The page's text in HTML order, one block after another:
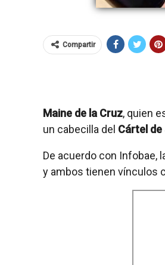
Compartir
Maine de la Cruz, quien
un cabecilla del Cártel
De acuerdo con Infobae,
y ambos tienen vínculos